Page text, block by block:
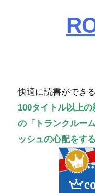
快適に読書ができ
100タイトル以上の
の「トランクルー
ッシュの心配をす